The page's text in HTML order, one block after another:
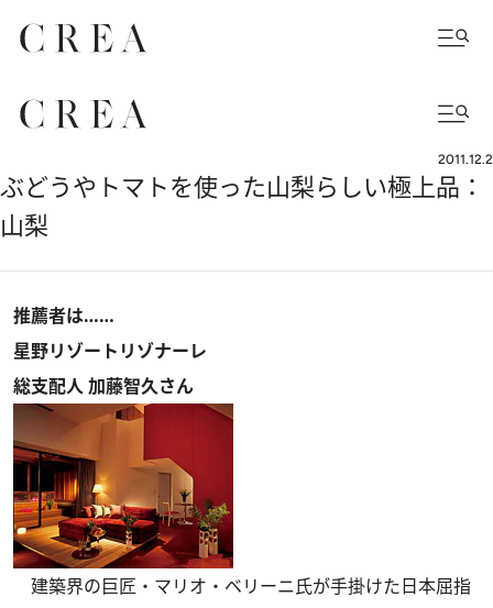
2011.12.2
ぶどうやトマトを使った山梨らしい極上品：
山梨
推薦者は……
星野リゾートリゾナーレ
総支配人 加藤智久さん
建築界の巨匠・マリオ・ベリーニ氏が手掛けた日本屈指